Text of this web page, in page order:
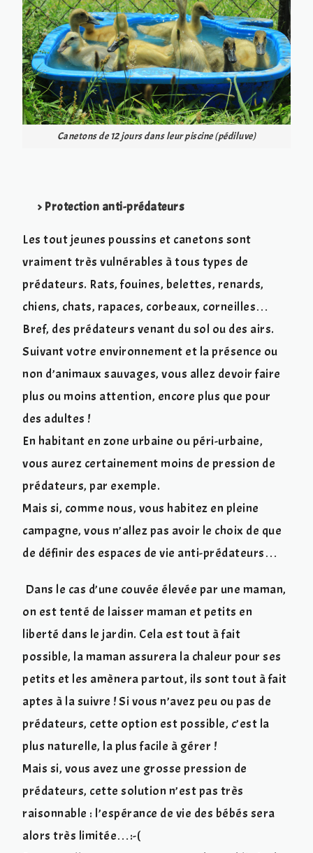
Canetons de 12 jours dans leur piscine (pédiluve)
> Protection anti-prédateurs
Les tout jeunes poussins et canetons sont
vraiment très vulnérables à tous types de
prédateurs. Rats, fouines, belettes, renards,
chiens, chats, rapaces, corbeaux, corneilles…
Bref, des prédateurs venant du sol ou des airs.
Suivant votre environnement et la présence ou
non d’animaux sauvages, vous allez devoir faire
plus ou moins attention, encore plus que pour
des adultes !
En habitant en zone urbaine ou péri-urbaine,
vous aurez certainement moins de pression de
prédateurs, par exemple.
Mais si, comme nous, vous habitez en pleine
campagne, vous n’allez pas avoir le choix de que
de définir des espaces de vie anti-prédateurs…
Dans le cas d’une couvée élevée par une maman,
on est tenté de laisser maman et petits en
liberté dans le jardin. Cela est tout à fait
possible, la maman assurera la chaleur pour ses
petits et les amènera partout, ils sont tout à fait
aptes à la suivre ! Si vous n’avez peu ou pas de
prédateurs, cette option est possible, c’est la
plus naturelle, la plus facile à gérer !
Mais si, vous avez une grosse pression de
prédateurs, cette solution n’est pas très
raisonnable : l’espérance de vie des bébés sera
alors très limitée…:-(